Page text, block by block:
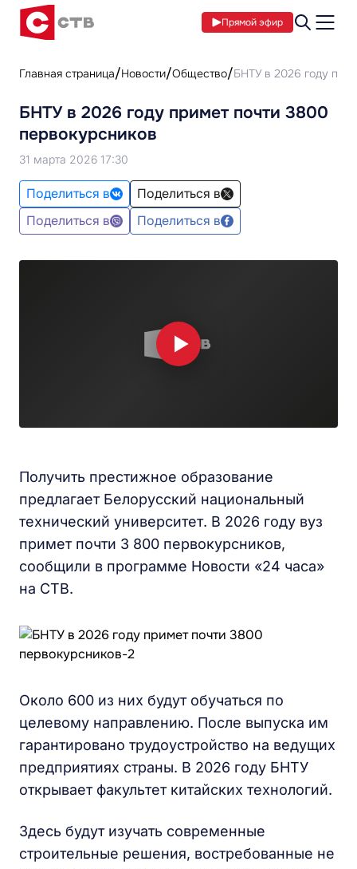
Прямой эфир
Главная страница Новости Общество БНТУ в 2026 году
БНТУ в 2026 году примет почти 3800
первокурсников
31 марта 2026 17:30
Поделиться в
Поделиться в
Поделиться в
Поделиться в
Получить престижное образование
предлагает Белорусский национальный
технический университет. В 2026 году вуз
примет почти 3 800 первокурсников,
сообщили в программе Новости «24 часа»
на СТВ.
Около 600 из них будут обучаться по
целевому направлению. После выпуска им
гарантировано трудоустройство на ведущих
предприятиях страны. В 2026 году БНТУ
открывает факультет китайских технологий.
Здесь будут изучать современные
строительные решения, востребованные не